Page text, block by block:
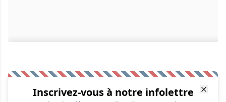
Inscrivez-vous à notre infolettre